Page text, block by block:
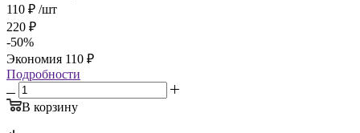
110 ₽ /шт
220 ₽
-50%
Экономия 110 ₽
Подробности
В корзину